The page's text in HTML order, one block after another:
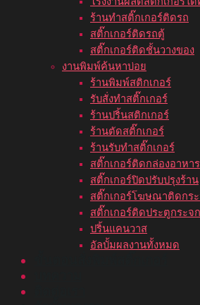
ร้านทำสติ๊กเกอร์ติดรถ
สติ๊กเกอร์ติดรถตู้
สติ๊กเกอร์ติดชั้นวางของ
งานพิมพ์ค้นหาบ่อย
ร้านพิมพ์สติกเกอร์
รับสั่งทำสติ๊กเกอร์
ร้านปริ้นสติกเกอร์
ร้านตัดสติ๊กเกอร์
ร้านรับทำสติ๊กเกอร์
สติ๊กเกอร์ติดกล่องอาหาร
สติ๊กเกอร์ปิดปรับปรุงร้าน
สติ๊กเกอร์โฆษณาติดกร
สติ๊กเกอร์ติดประตูกระจก
ปริ้นแคนวาส
อัลบั้มผลงานทั้งหมด